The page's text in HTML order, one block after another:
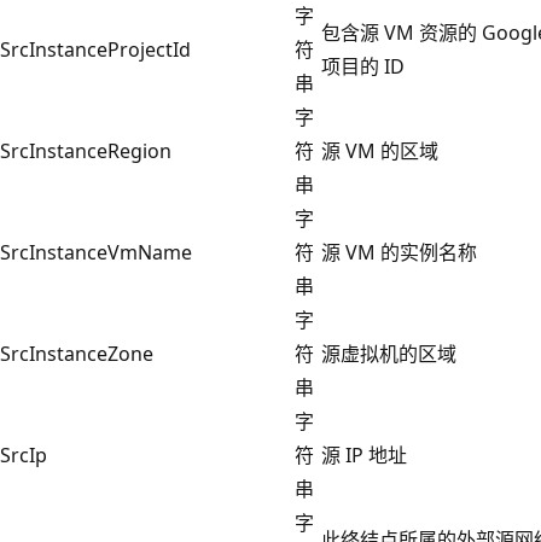
SrcInstanceProjectId
字
符
串
包含源 VM 资源的
项目的 ID
SrcInstanceRegion
字
符
串
源 VM 的区域
SrcInstanceVmName
字
符
串
源 VM 的实例名称
SrcInstanceZone
字
符
串
源虚拟机的区域
SrcIp
字
符
串
源 IP 地址
字